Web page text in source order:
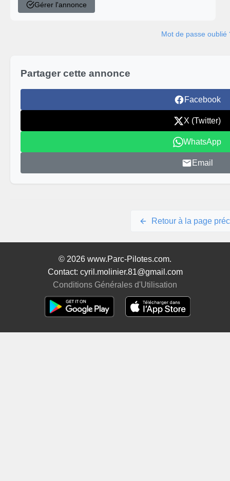
Gérer l'annonce
Mot de passe oublié
Partager cette annonce
Facebook
X (Twitter)
WhatsApp
Email
Retour à la page
© 2026 www.Parc-Pilotes.com.
Contact: cyril.molinier.81@gmail.com
Conditions Générales d'Utilisation